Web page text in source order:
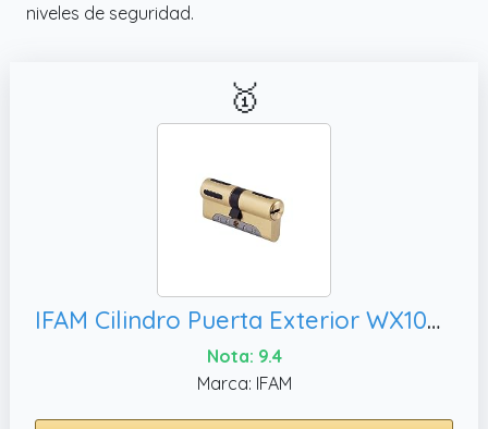
niveles de seguridad.
🥇
IFAM Cilindro Puerta Exterior WX1000 30x30 Color Latón, Antibumping
Nota: 9.4
Marca: IFAM